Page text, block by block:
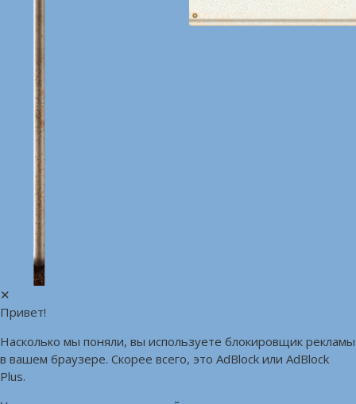
✕
Привет!
Насколько мы поняли, вы используете блокировщик рекламы
в вашем браузере. Скорее всего, это AdBlock или AdBlock
Plus.